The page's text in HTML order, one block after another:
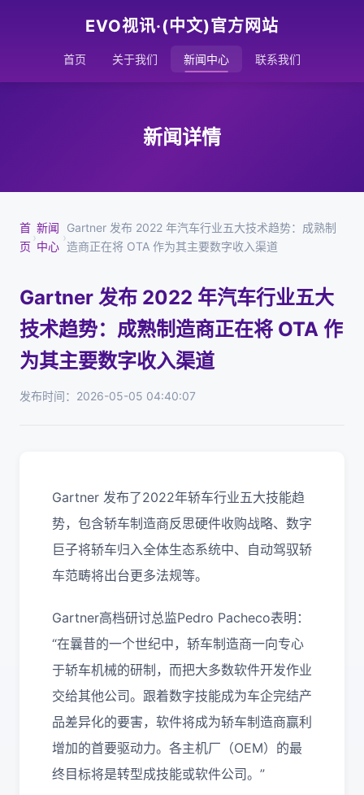
EVO视讯·(中文)官方网站
首页 关于我们 新闻中心 联系我们
新闻详情
首
页
›
新闻
中心
›
Gartner 发布 2022 年汽车行业五大技术趋势：成熟制
造商正在将 OTA 作为其主要数字收入渠道
Gartner 发布 2022 年汽车行业五大
技术趋势：成熟制造商正在将 OTA 作
为其主要数字收入渠道
发布时间：2026-05-05 04:40:07
Gartner 发布了2022年轿车行业五大技能趋
势，包含轿车制造商反思硬件收购战略、数字
巨子将轿车归入全体生态系统中、自动驾驭轿
车范畴将出台更多法规等。
Gartner高档研讨总监Pedro Pacheco表明：
“在曩昔的一个世纪中，轿车制造商一向专心
于轿车机械的研制，而把大多数软件开发作业
交给其他公司。跟着数字技能成为车企完结产
品差异化的要害，软件将成为轿车制造商赢利
增加的首要驱动力。各主机厂（OEM）的最
终目标将是转型成技能或软件公司。”